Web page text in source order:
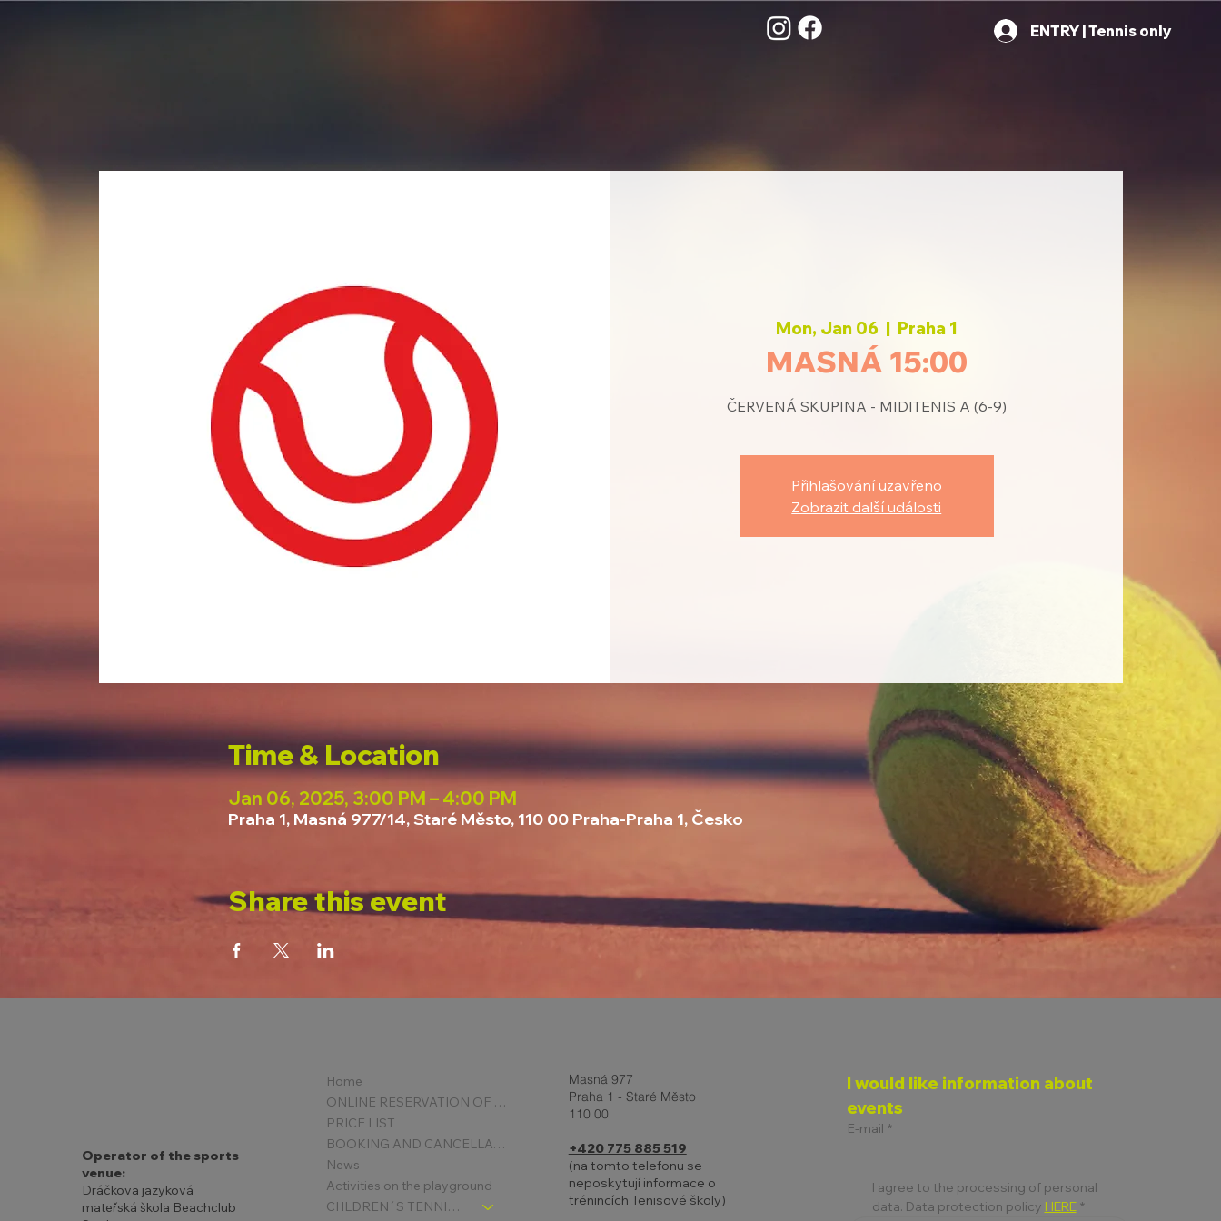
ENTRY | Tennis only
Mon, Jan 06
  |
Praha 1
MASNÁ 15:00
ČERVENÁ SKUPINA - MIDITENIS A (6-9)
Přihlašování uzavřeno
Zobrazit další události
Time & Location
Jan 06, 2025, 3:00 PM – 4:00 PM
Praha 1, Masná 977/14, Staré Město, 110 00 Praha-Praha 1, Česko
Share this event
Operator of the sports
venue:
Dráčkova jazyková
mateřská škola Beachclub
Home
ONLINE RESERVATION OF COURTS
PRICE LIST
BOOKING AND CANCELLATION
News
Activities on the playground
CHLDREN´S TENNIS SCHOOL - SIGNPOST
Masná 977
Praha 1 - Staré Město
110 00
+420 775 885 519
(na tomto telefonu se
neposkytují informace o
trénincích Tenisové školy)
I would like information about
events
E-mail *
I agree to the processing of personal
data. Data protection policy HERE *